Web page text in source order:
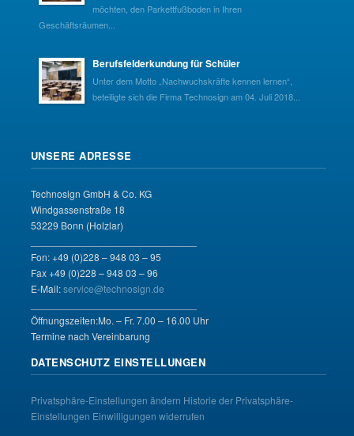
möchten, den Parkettfußboden in Ihren
Geschäftsräumen...
Berufsfelderkundung für Schüler
Unter dem Motto „Nachwuchskräfte kennen lernen“,
beteiligte sich die Firma Technosign am 04. Juli 2018...
UNSERE ADRESSE
Technosign GmbH & Co. KG
Windgassenstraße 18
53229 Bonn (Holzlar)
Fon: +49 (0)228 – 948 03 – 95
Fax +49 (0)228 – 948 03 – 96
E-Mail:service@technosign.de
Öffnungszeiten:Mo. – Fr. 7.00 – 16.00 Uhr
Termine nach Vereinbarung
DATENSCHUTZ EINSTELLUNGEN
Privatsphäre-Einstellungen ändern Historie der Privatsphäre-
Einstellungen Einwilligungen widerrufen